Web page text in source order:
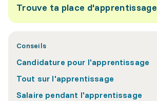
Trouve ta place d'apprentissage
Conseils
Candidature pour l'apprentissage
Tout sur l'apprentissage
Salaire pendant l'apprentissage